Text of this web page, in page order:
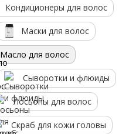
Кондиционеры для волос
Маски для волос
Масло для волос
Сыворотки и флюиды
Лосьоны для волос
Скраб для кожи головы